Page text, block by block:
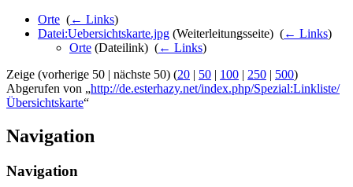
Orte (← Links)
Datei:Uebersichtskarte.jpg (Weiterleitungsseite) ‎ (← Links)
Orte (Dateilink) ‎ (← Links)
Zeige (vorherige 50 | nächste 50) (20 | 50 | 100 | 250 | 500)
Abgerufen von „http://de.esterhazy.net/index.php/Spezial:Linkliste/
Übersichtskarte“
Navigation
Navigation